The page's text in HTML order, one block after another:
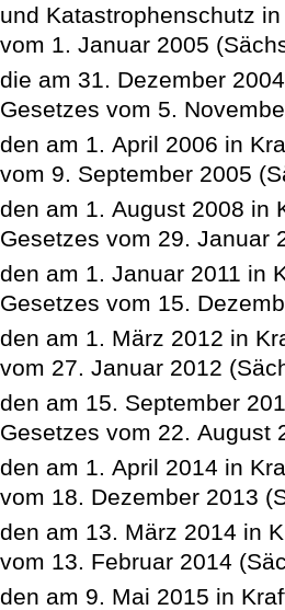
und Katastrophenschutz
vom 1. Januar 2005
die am 31. Dezember
Gesetzes vom 5.
den am 1. April 2006 in
vom 9. September 2005
den am 1. August 2008 in
Gesetzes vom 29. Januar
den am 1. Januar 2011 in
Gesetzes vom 15.
den am 1. März 2012 in
vom 27. Januar 2012
den am 15. September
Gesetzes vom 22. August
den am 1. April 2014 in
vom 18. Dezember 2013
den am 13. März 2014 in
vom 13. Februar 2014
den am 9. Mai 2015 in